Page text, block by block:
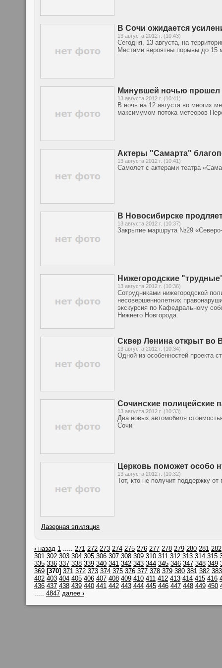
В Сочи ожидается
13 августа 2012 г. (10:43)
Сегодня, 13 августа, на
Местами вероятны порывы до 15
Минувшей ночью
13 августа 2012 г. (10:41)
В ночь на 12 августа во многих
максимумом потока метеоров
Актеры "Самарта"
13 августа 2012 г. (10:41)
Самолет с актерами театра
В Новосибирске
13 августа 2012 г. (10:37)
Закрытие маршрута №29
Нижегородские
13 августа 2012 г. (10:36)
Сотрудниками нижегородской
несовершеннолетних
экскурсия по Кафедральному
Нижнего Новгорода.
Сквер Ленина открыт во
13 августа 2012 г. (10:34)
Одной из особенностей проекта
Сочинские полицейские
13 августа 2012 г. (10:33)
Два новых автомобиля
Сочи
Церковь поможет особо
13 августа 2012 г. (10:32)
Тот, кто не получит поддержку
Лазерная эпиляция
‹ назад 1 ..... 271 272 273 274 275 276 277 278 279 280 281 282
301 302 303 304 305 306 307 308 309 310 311 312 313 314 315
335 336 337 338 339 340 341 342 343 344 345 346 347 348 349
369 [370] 371 372 373 374 375 376 377 378 379 380 381 382 383
402 403 404 405 406 407 408 409 410 411 412 413 414 415 416
436 437 438 439 440 441 442 443 444 445 446 447 448 449 450
..... 4847 далее ›